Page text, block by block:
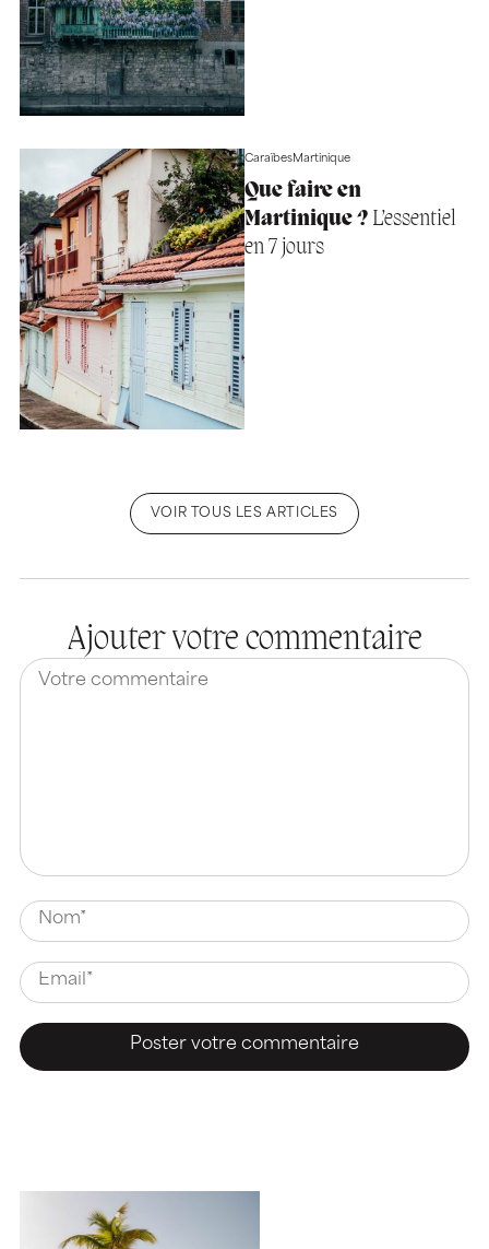
CaraïbesMartinique
Que faire en
Martinique ?L’essentiel
en 7 jours
VOIR TOUS LES ARTICLES
Ajouter votre commentaire